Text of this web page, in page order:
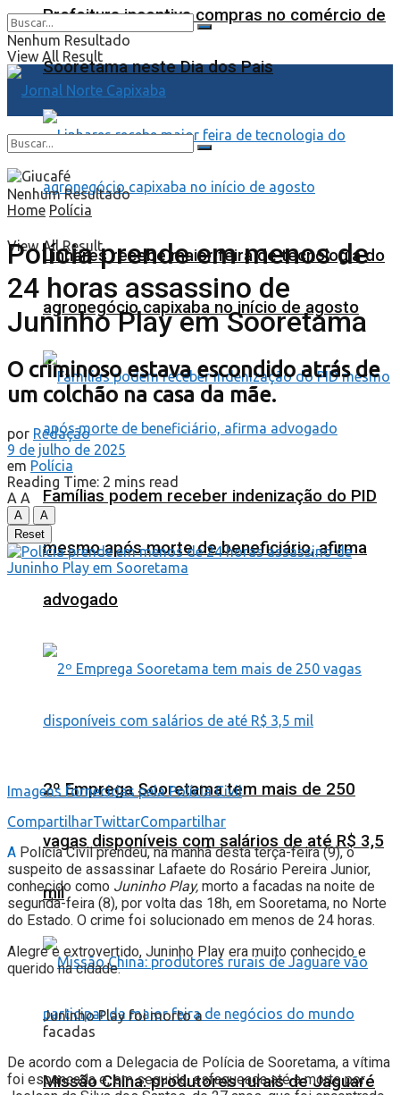
Prefeitura incentiva compras no comércio de
Sooretama neste Dia dos Pais
Linhares recebe maior feira de tecnologia do
agronegócio capixaba no início de agosto
Famílias podem receber indenização do PID
mesmo após morte de beneficiário, afirma
advogado
2º Emprega Sooretama tem mais de 250
vagas disponíveis com salários de até R$ 3,5
mil
Missão China: produtores rurais de Jaguaré
Nenhum Resultado
View All Result
Nenhum Resultado
View All Result
Home Polícia
Polícia prende em menos de
24 horas assassino de
Juninho Play em Sooretama
O criminoso estava escondido atrás de
um colchão na casa da mãe.
por Redação
9 de julho de 2025
em Polícia
Reading Time: 2 mins read
A A
A
A
Reset
Imagens fornecidas pela Polícia Civil
CompartilharTwittarCompartilhar
A Polícia Civil prendeu, na manhã desta terça-feira (9), o
suspeito de assassinar Lafaete do Rosário Pereira Junior,
conhecido como Juninho Play, morto a facadas na noite de
segunda-feira (8), por volta das 18h, em Sooretama, no Norte
do Estado. O crime foi solucionado em menos de 24 horas.
Alegre e extrovertido, Juninho Play era muito conhecido e
querido na cidade.
Juninho Play foi morto a
facadas
De acordo com a Delegacia de Polícia de Sooretama, a vítima
foi espancada e, em seguida, esfaqueada até a morte por